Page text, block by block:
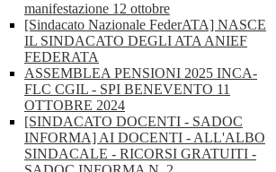
manifestazione 12 ottobre
[Sindacato Nazionale FederATA] NASCE
IL SINDACATO DEGLI ATA ANIEF
FEDERATA
ASSEMBLEA PENSIONI 2025 INCA-
FLC CGIL - SPI BENEVENTO 11
OTTOBRE 2024
[SINDACATO DOCENTI - SADOC
INFORMA] AI DOCENTI - ALL'ALBO
SINDACALE - RICORSI GRATUITI -